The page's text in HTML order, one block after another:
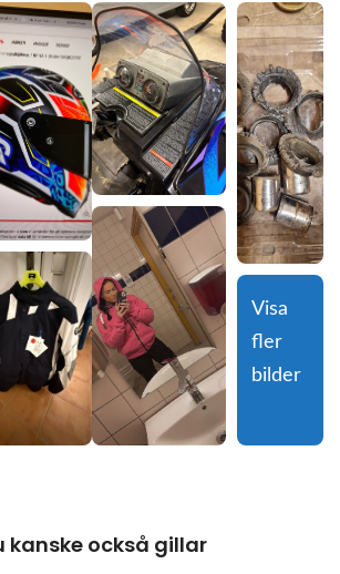
Visa
fler
bilder
kanske också gillar